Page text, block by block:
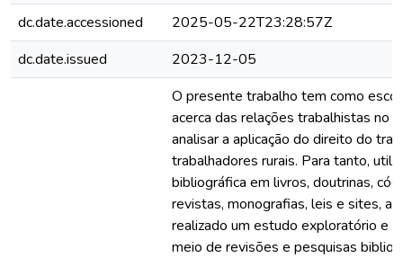
dc.date.accessioned
2025-05-22T23:28:57Z
dc.date.issued
2023-12-05
O presente trabalho tem como
acerca das relações trabalhistas no
analisar a aplicação do direito do
trabalhadores rurais. Para tanto,
bibliográfica em livros, doutrinas,
revistas, monografias, leis e sites,
realizado um estudo exploratório e
meio de revisões e pesquisas